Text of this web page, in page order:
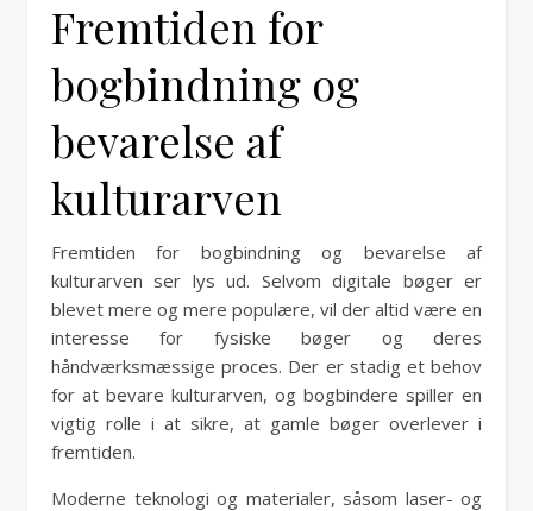
Fremtiden for
bogbindning og
bevarelse af
kulturarven
Fremtiden for bogbindning og bevarelse af
kulturarven ser lys ud. Selvom digitale bøger er
blevet mere og mere populære, vil der altid være en
interesse for fysiske bøger og deres
håndværksmæssige proces. Der er stadig et behov
for at bevare kulturarven, og bogbindere spiller en
vigtig rolle i at sikre, at gamle bøger overlever i
fremtiden.
Moderne teknologi og materialer, såsom laser- og